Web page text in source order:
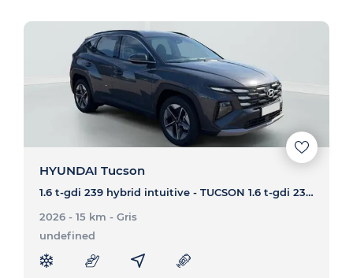
HYUNDAI Tucson
1.6 t-gdi 239 hybrid intuitive - TUCSON 1.6 t-gdi 239 hybrid intuitive
2026 - 15 km - Gris
undefined